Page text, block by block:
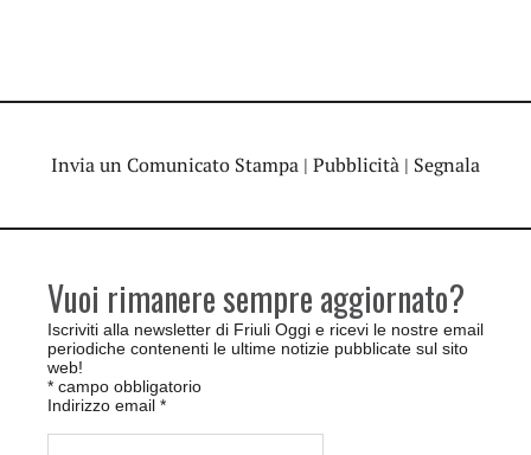
Invia un Comunicato Stampa | Pubblicità | Segnala
Vuoi rimanere sempre aggiornato?
Iscriviti alla newsletter di Friuli Oggi e ricevi le nostre email
periodiche contenenti le ultime notizie pubblicate sul sito
web!
* campo obbligatorio
Indirizzo email *